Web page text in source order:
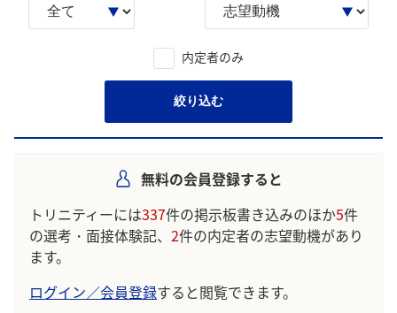
内定者のみ
絞り込む
無料の会員登録すると
トリニティーには337件の掲示板書き込みのほか5件
の選考・面接体験記、 2件の内定者の志望動機があり
ます。
ログイン／会員登録すると閲覧できます。